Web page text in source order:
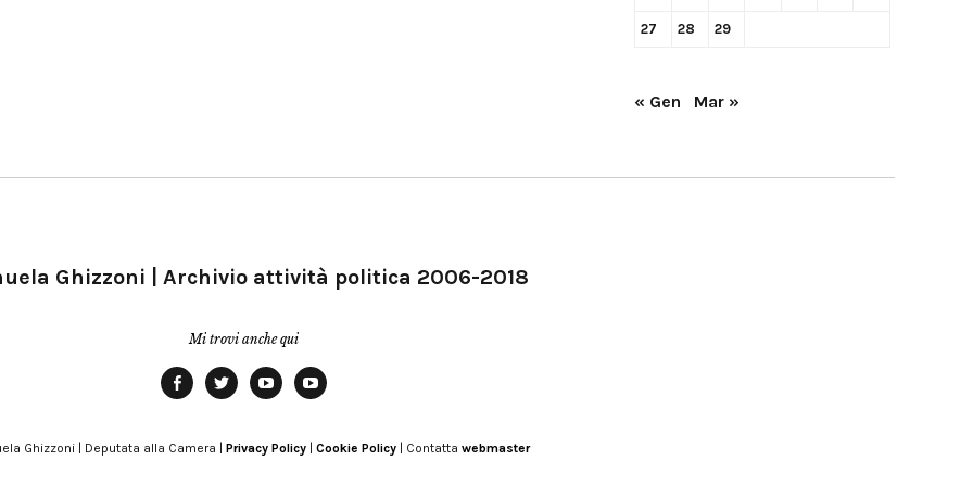
27 28 29
« Gen Mar »
Ghizzoni | Archivio attività politica 2006-2018
Mi trovi anche qui
Modena
Ghizzoni | Deputata alla Camera | Privacy Policy Cookie Policy | Contatta webmaster